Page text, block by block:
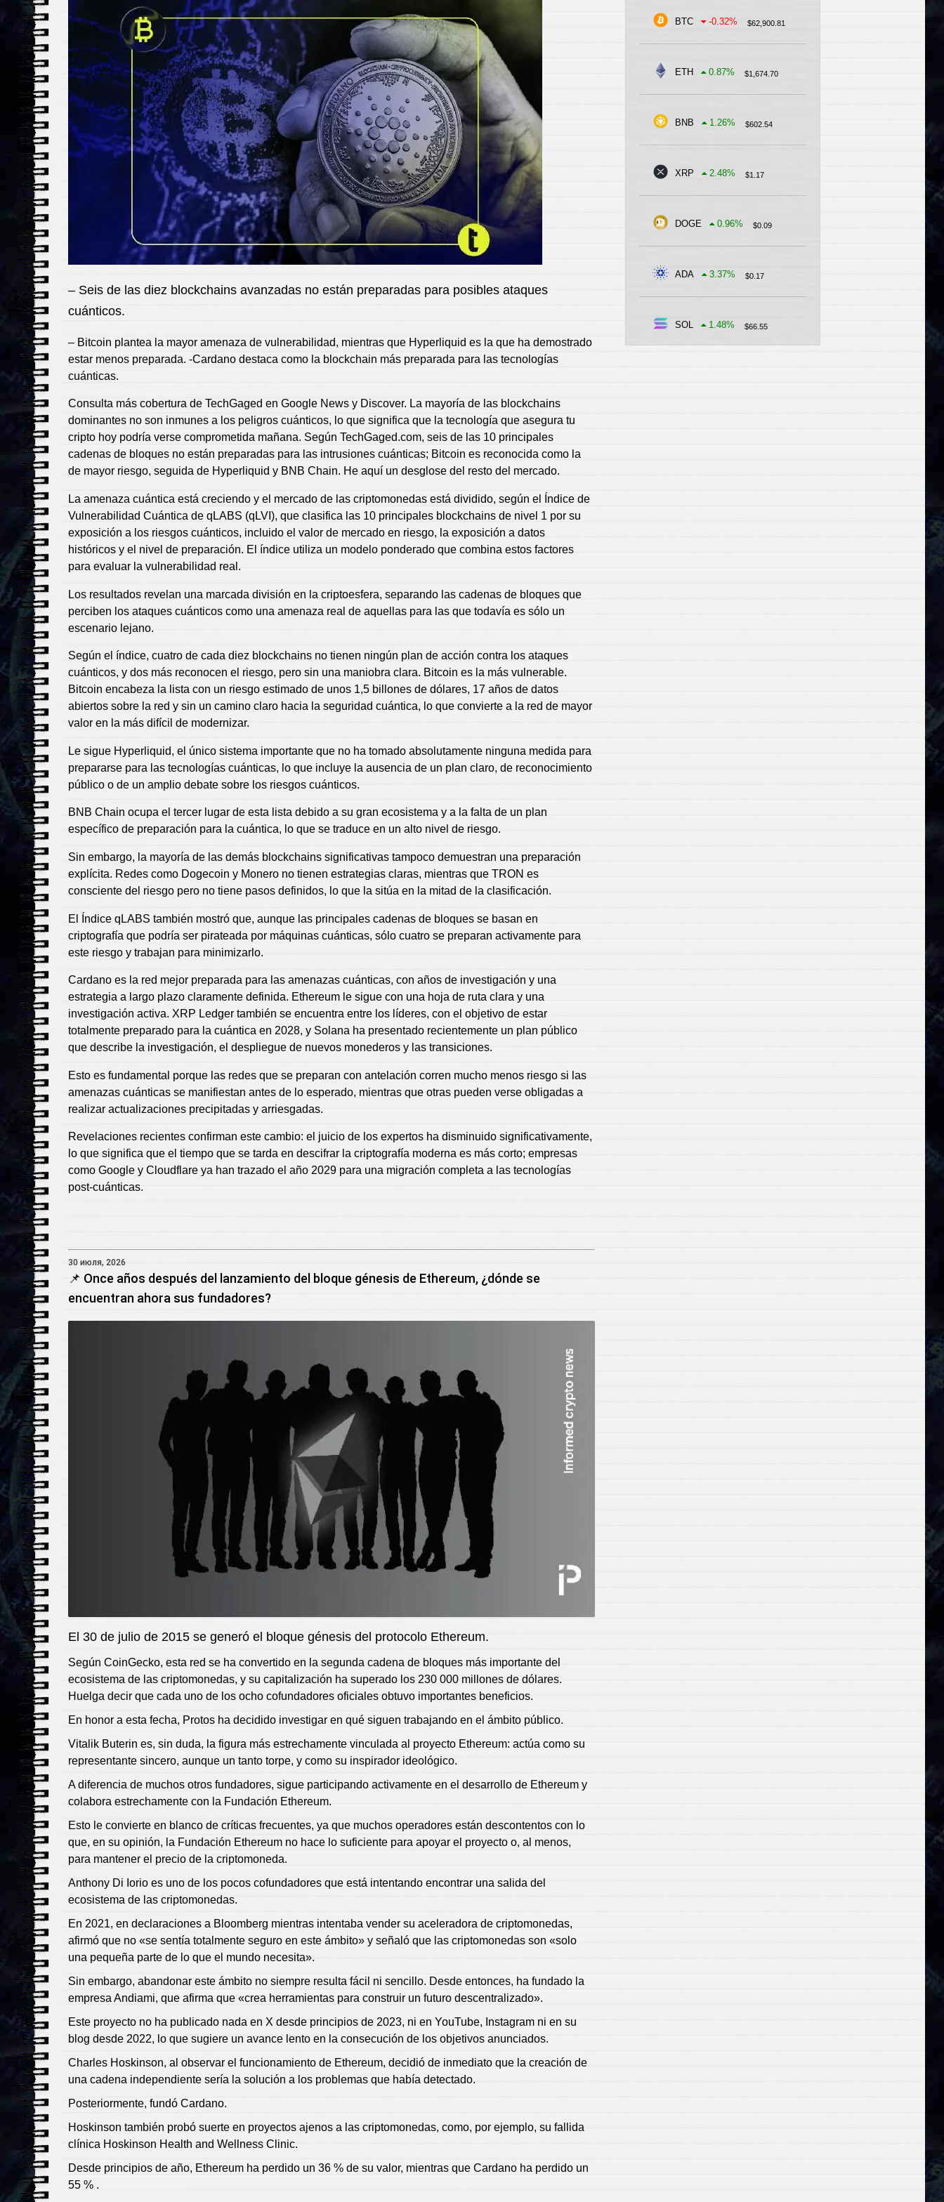
– Seis de las diez blockchains avanzadas no están preparadas para posibles ataques
cuánticos.
– Bitcoin plantea la mayor amenaza de vulnerabilidad, mientras que Hyperliquid es la que ha demostrado
estar menos preparada. -Cardano destaca como la blockchain más preparada para las tecnologías
cuánticas.
Consulta más cobertura de TechGaged en Google News y Discover. La mayoría de las blockchains
dominantes no son inmunes a los peligros cuánticos, lo que significa que la tecnología que asegura tu
cripto hoy podría verse comprometida mañana. Según TechGaged.com, seis de las 10 principales
cadenas de bloques no están preparadas para las intrusiones cuánticas; Bitcoin es reconocida como la
de mayor riesgo, seguida de Hyperliquid y BNB Chain. He aquí un desglose del resto del mercado.
La amenaza cuántica está creciendo y el mercado de las criptomonedas está dividido, según el Índice de
Vulnerabilidad Cuántica de qLABS (qLVI), que clasifica las 10 principales blockchains de nivel 1 por su
exposición a los riesgos cuánticos, incluido el valor de mercado en riesgo, la exposición a datos
históricos y el nivel de preparación. El índice utiliza un modelo ponderado que combina estos factores
para evaluar la vulnerabilidad real.
Los resultados revelan una marcada división en la criptoesfera, separando las cadenas de bloques que
perciben los ataques cuánticos como una amenaza real de aquellas para las que todavía es sólo un
escenario lejano.
Según el índice, cuatro de cada diez blockchains no tienen ningún plan de acción contra los ataques
cuánticos, y dos más reconocen el riesgo, pero sin una maniobra clara. Bitcoin es la más vulnerable.
Bitcoin encabeza la lista con un riesgo estimado de unos 1,5 billones de dólares, 17 años de datos
abiertos sobre la red y sin un camino claro hacia la seguridad cuántica, lo que convierte a la red de mayor
valor en la más difícil de modernizar.
Le sigue Hyperliquid, el único sistema importante que no ha tomado absolutamente ninguna medida para
prepararse para las tecnologías cuánticas, lo que incluye la ausencia de un plan claro, de reconocimiento
público o de un amplio debate sobre los riesgos cuánticos.
BNB Chain ocupa el tercer lugar de esta lista debido a su gran ecosistema y a la falta de un plan
específico de preparación para la cuántica, lo que se traduce en un alto nivel de riesgo.
Sin embargo, la mayoría de las demás blockchains significativas tampoco demuestran una preparación
explícita. Redes como Dogecoin y Monero no tienen estrategias claras, mientras que TRON es
consciente del riesgo pero no tiene pasos definidos, lo que la sitúa en la mitad de la clasificación.
El Índice qLABS también mostró que, aunque las principales cadenas de bloques se basan en
criptografía que podría ser pirateada por máquinas cuánticas, sólo cuatro se preparan activamente para
este riesgo y trabajan para minimizarlo.
Cardano es la red mejor preparada para las amenazas cuánticas, con años de investigación y una
estrategia a largo plazo claramente definida. Ethereum le sigue con una hoja de ruta clara y una
investigación activa. XRP Ledger también se encuentra entre los líderes, con el objetivo de estar
totalmente preparado para la cuántica en 2028, y Solana ha presentado recientemente un plan público
que describe la investigación, el despliegue de nuevos monederos y las transiciones.
Esto es fundamental porque las redes que se preparan con antelación corren mucho menos riesgo si las
amenazas cuánticas se manifiestan antes de lo esperado, mientras que otras pueden verse obligadas a
realizar actualizaciones precipitadas y arriesgadas.
Revelaciones recientes confirman este cambio: el juicio de los expertos ha disminuido significativamente,
lo que significa que el tiempo que se tarda en descifrar la criptografía moderna es más corto; empresas
como Google y Cloudflare ya han trazado el año 2029 para una migración completa a las tecnologías
post-cuánticas.
30 июля, 2026
📌 Once años después del lanzamiento del bloque génesis de Ethereum, ¿dónde se
encuentran ahora sus fundadores?
El 30 de julio de 2015 se generó el bloque génesis del protocolo Ethereum.
Según CoinGecko, esta red se ha convertido en la segunda cadena de bloques más importante del
ecosistema de las criptomonedas, y su capitalización ha superado los 230 000 millones de dólares.
Huelga decir que cada uno de los ocho cofundadores oficiales obtuvo importantes beneficios.
En honor a esta fecha, Protos ha decidido investigar en qué siguen trabajando en el ámbito público.
Vitalik Buterin es, sin duda, la figura más estrechamente vinculada al proyecto Ethereum: actúa como su
representante sincero, aunque un tanto torpe, y como su inspirador ideológico.
A diferencia de muchos otros fundadores, sigue participando activamente en el desarrollo de Ethereum y
colabora estrechamente con la Fundación Ethereum.
Esto le convierte en blanco de críticas frecuentes, ya que muchos operadores están descontentos con lo
que, en su opinión, la Fundación Ethereum no hace lo suficiente para apoyar el proyecto o, al menos,
para mantener el precio de la criptomoneda.
Anthony Di Iorio es uno de los pocos cofundadores que está intentando encontrar una salida del
ecosistema de las criptomonedas.
En 2021, en declaraciones a Bloomberg mientras intentaba vender su aceleradora de criptomonedas,
afirmó que no «se sentía totalmente seguro en este ámbito» y señaló que las criptomonedas son «solo
una pequeña parte de lo que el mundo necesita».
Sin embargo, abandonar este ámbito no siempre resulta fácil ni sencillo. Desde entonces, ha fundado la
empresa Andiami, que afirma que «crea herramientas para construir un futuro descentralizado».
Este proyecto no ha publicado nada en X desde principios de 2023, ni en YouTube, Instagram ni en su
blog desde 2022, lo que sugiere un avance lento en la consecución de los objetivos anunciados.
Charles Hoskinson, al observar el funcionamiento de Ethereum, decidió de inmediato que la creación de
una cadena independiente sería la solución a los problemas que había detectado.
Posteriormente, fundó Cardano.
Hoskinson también probó suerte en proyectos ajenos a las criptomonedas, como, por ejemplo, su fallida
clínica Hoskinson Health and Wellness Clinic.
Desde principios de año, Ethereum ha perdido un 36 % de su valor, mientras que Cardano ha perdido un
55 % .
$62,900.81
BTC -0.32%
$1,674.70
ETH 0.87%
$602.54
BNB 1.26%
$1.17
XRP 2.48%
$0.09
DOGE 0.96%
$0.17
ADA 3.37%
$66.55
SOL 1.48%